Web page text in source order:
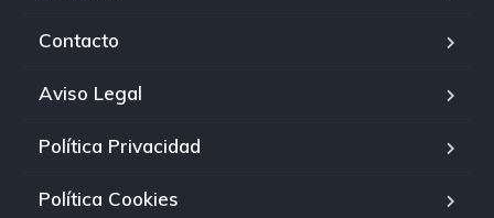
Contacto
Aviso Legal
Política Privacidad
Política Cookies